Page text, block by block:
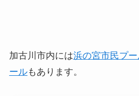
加古川市内には浜の宮市民プ
ールもあります。